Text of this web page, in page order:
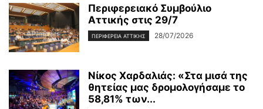
Περιφερειακό Συμβούλιο
Αττικής στις 29/7
ΠΕΡΙΦΕΡΕΙΑ ΑΤΤΙΚΗΣ 28/07/2026
Νίκος Χαρδαλιάς: «Στα μισά της
θητείας μας δρομολογήσαμε το
58,81% των...